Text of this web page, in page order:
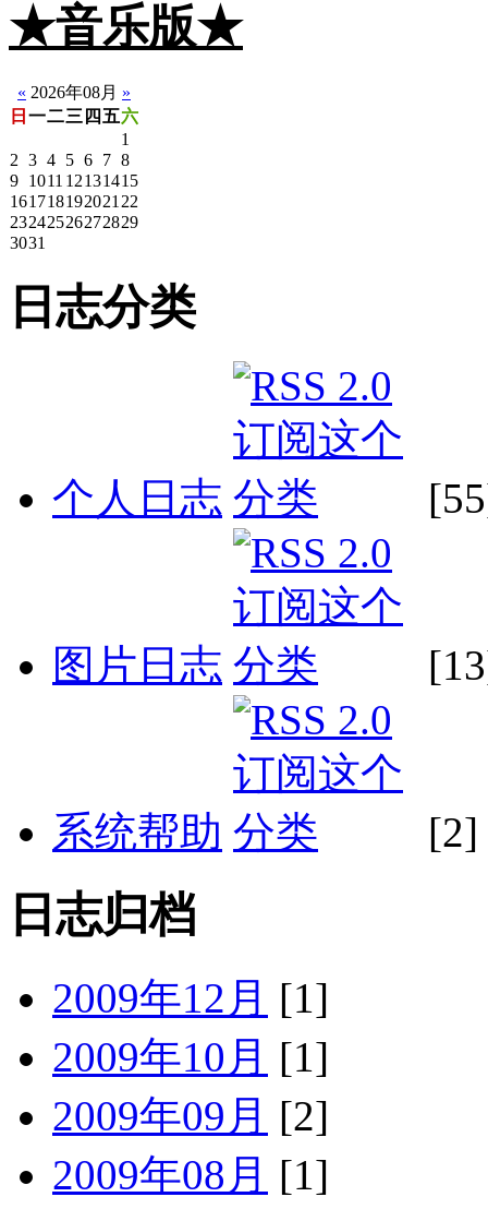
★音乐版★
« 2026年08月 »
日 一二三 四 五六
1
2 3 4 5 6 7 8
9 1011 12131415
161718192021 22
23242526272829
3031
日志分类
个人日志
图片日志
系统帮助 [2]
日志归档
2009年12月 [1]
2009年10月 [1]
2009年09月 [2]
2009年08月 [1]